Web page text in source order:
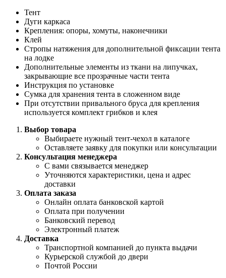
Тент
Дуги каркаса
Крепления: опоры, хомуты, наконечники
Клей
Стропы натяжения для дополнительной фиксации тента
на лодке
Дополнительные элементы из ткани на липучках,
закрывающие все прозрачные части тента
Инструкция по установке
Сумка для хранения тента в сложенном виде
При отсутствии привального бруса для крепления
используется комплект грибков и клея
Выбор товара
Выбираете нужный тент-чехол в каталоге
Оставляете заявку для покупки или консультации
Консультация менеджера
С вами связывается менеджер
Уточняются характеристики, цена и адрес
доставки
Оплата заказа
Онлайн оплата банковской картой
Оплата при получении
Банковский перевод
Электронный платеж
Доставка
Транспортной компанией до пункта выдачи
Курьерской службой до двери
Почтой России